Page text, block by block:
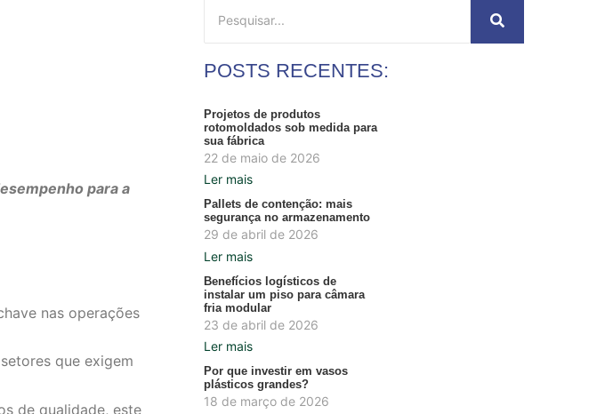
para a
nas operações
que exigem
de qualidade, este
POSTS RECENTES:
Projetos de produtos
rotomoldados sob medida para
sua fábrica
22 de maio de 2026
Ler mais
Pallets de contenção: mais
segurança no armazenamento
29 de abril de 2026
Ler mais
Benefícios logísticos de
instalar um piso para câmara
fria modular
23 de abril de 2026
Ler mais
Por que investir em vasos
plásticos grandes?
18 de março de 2026